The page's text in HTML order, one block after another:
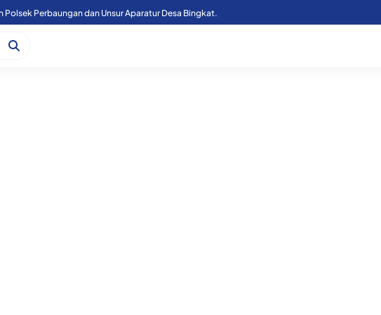
Polsek Perbaungan dan Unsur Aparatur Desa Bingkat.